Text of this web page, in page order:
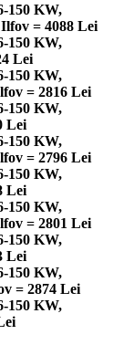
150 KW,
= 4088 Lei
150 KW,
Lei
150 KW,
= 2816 Lei
150 KW,
Lei
150 KW,
= 2796 Lei
150 KW,
Lei
150 KW,
= 2801 Lei
150 KW,
Lei
150 KW,
= 2874 Lei
150 KW,